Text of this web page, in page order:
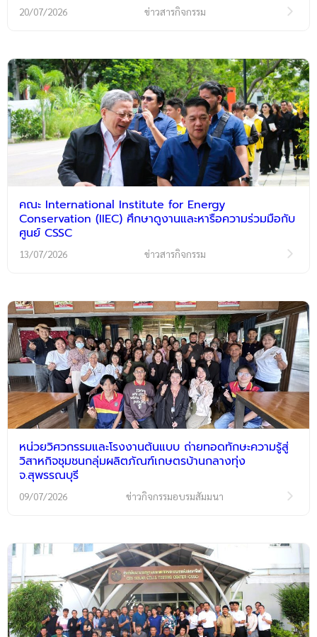
20/07/2026 ข่าวสารกิจกรรม
คณะ International Institute for Energy
Conservation (IIEC) ศึกษาดูงานและหารือความร่วมมือกับ
ศูนย์ CSSC
13/07/2026 ข่าวสารกิจกรรม
หน่วยวิศวกรรมและโรงงานต้นแบบ ถ่ายทอดทักษะความรู้สู่
วิสาหกิจชุมชนกลุ่มผลิตภัณฑ์เกษตรบ้านกลางทุ่ง
จ.สุพรรณบุรี
09/07/2026 ข่าวกิจกรรมอบรมสัมมนา